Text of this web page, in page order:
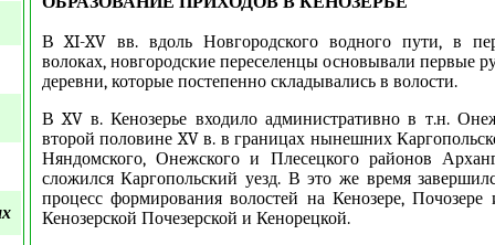
В XI-XV вв. вдоль Новгородского водного пути, в
волоках, новгородские переселенцы основывали первые
деревни, которые постепенно складывались в волости.
В XV в. Кенозерье входило административно в т.н.
второй половине XV в. в границах нынешних
Няндомского, Онежского и Плесецкого районов
сложился Каргопольский уезд. В это же время
процесс формирования волостей на Кенозере,
Кенозерской Почезерской и Кенорецкой.